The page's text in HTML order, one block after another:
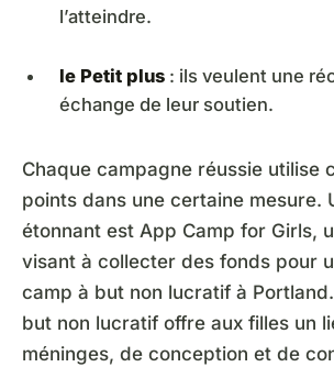
l’atteindre.
le Petit plus : ils veulent une
échange de leur soutien.
Chaque campagne réussie utilise
points dans une certaine mesure.
étonnant est App Camp for Girls,
visant à collecter des fonds pour
camp à but non lucratif à
but non lucratif offre aux filles un
méninges, de conception et de